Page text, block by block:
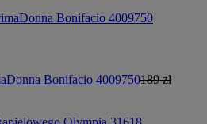
Bonifacio 4009750189 zł